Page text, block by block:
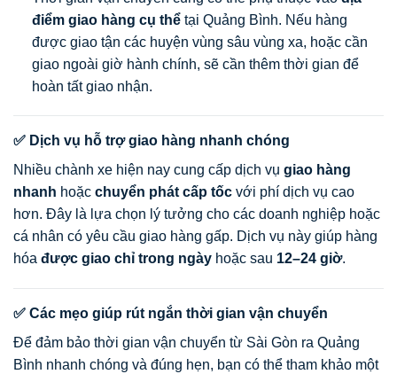
điểm giao hàng cụ thểtại Quảng Bình. Nếu hàng
được giao tận các huyện vùng sâu vùng xa, hoặc cần
giao ngoài giờ hành chính, sẽ cần thêm thời gian để
hoàn tất giao nhận.
✅ Dịch vụ hỗ trợ giao hàng nhanh chóng
Nhiều chành xe hiện nay cung cấp dịch vụ giao hàng
nhanh hoặc chuyển phát cấp tốc với phí dịch vụ cao
hơn. Đây là lựa chọn lý tưởng cho các doanh nghiệp hoặc
cá nhân có yêu cầu giao hàng gấp. Dịch vụ này giúp hàng
hóa được giao chỉ trong ngày hoặc sau 12–24 giờ.
✅ Các mẹo giúp rút ngắn thời gian vận chuyển
Để đảm bảo thời gian vận chuyển từ Sài Gòn ra Quảng
Bình nhanh chóng và đúng hẹn, bạn có thể tham khảo một